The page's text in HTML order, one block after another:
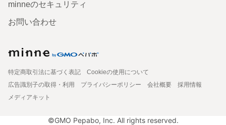
minneのセキュリティ
お問い合わせ
特定商取引法に基づく表記
Cookieの使用について
広告識別子の取得・利用
プライバシーポリシー 会社概要
採用情報
メディアキット
©GMO Pepabo, Inc. All rights reserved.